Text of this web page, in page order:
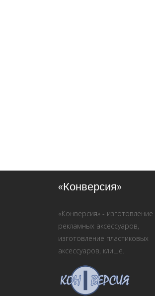
«Конверсия»
«Конверсия» - изготовление
рекламных аксессуаров,
изготовление пластиковых
аксессуаров, клише.